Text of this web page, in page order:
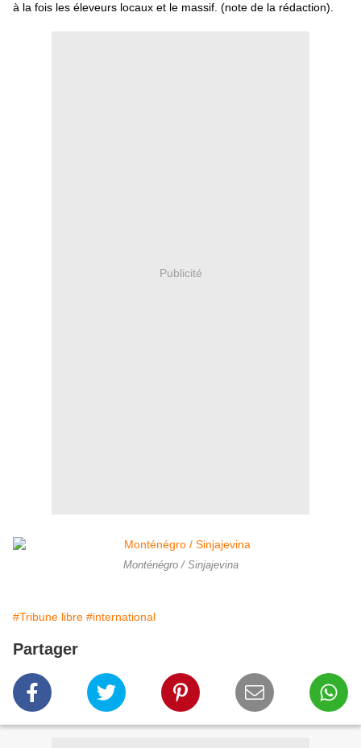
à la fois les éleveurs locaux et le massif. (note de la rédaction).
Publicité
Monténégro / Sinjajevina
#Tribune libre #international
Partager